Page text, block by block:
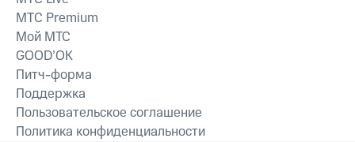
MTС Premium
Мой МТС
GOOD’OK
Питч-форма
Поддержка
Пользовательское соглашение
Политика конфиденциальности